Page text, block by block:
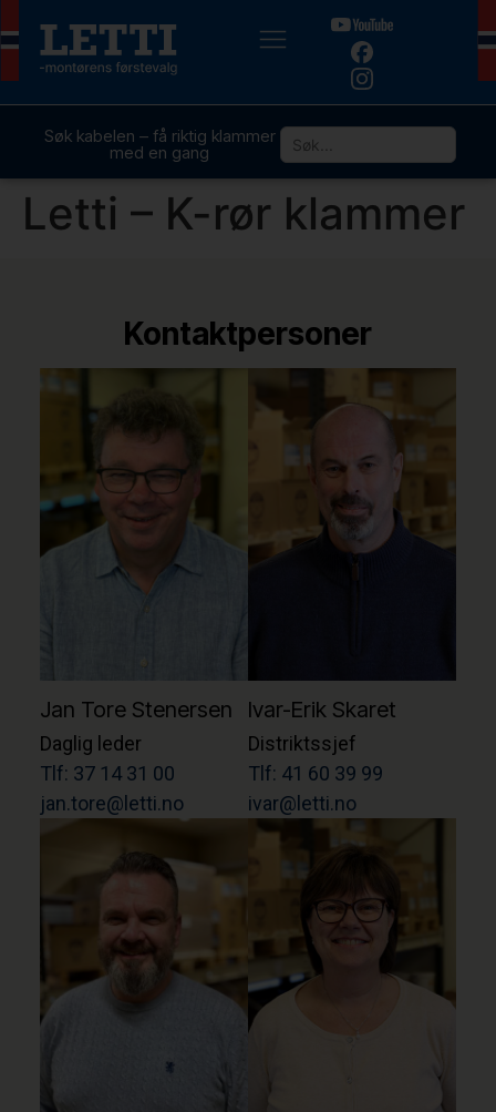
Søk kabelen – få riktig klammer
med en gang
Letti – K-rør klammer
Kontaktpersoner
Jan Tore Stenersen
Daglig leder
Tlf: 37 14 31 00
jan.tore@letti.no
Ivar-Erik Skaret
Distriktssjef
Tlf: 41 60 39 99
ivar@letti.no